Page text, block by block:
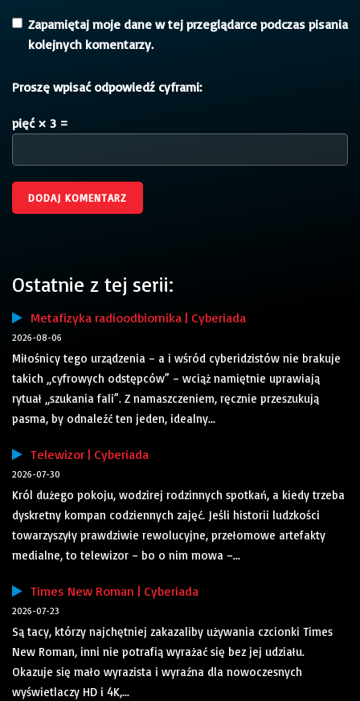
Zapamiętaj moje dane w tej przeglądarce podczas pisania
kolejnych komentarzy.
Proszę wpisać odpowiedź cyframi:
pięć × 3 =
Ostatnie z tej serii:
Metafizyka radioodbiornika | Cyberiada
2026-08-06
Miłośnicy tego urządzenia – a i wśród cyberidzistów nie brakuje
takich „cyfrowych odstępców” – wciąż namiętnie uprawiają
rytuał „szukania fali”. Z namaszczeniem, ręcznie przeszukują
pasma, by odnaleźć ten jeden, idealny...
Telewizor | Cyberiada
2026-07-30
Król dużego pokoju, wodzirej rodzinnych spotkań, a kiedy trzeba
dyskretny kompan codziennych zajęć. Jeśli historii ludzkości
towarzyszyły prawdziwie rewolucyjne, przełomowe artefakty
medialne, to telewizor – bo o nim mowa –...
Times New Roman | Cyberiada
2026-07-23
Są tacy, którzy najchętniej zakazaliby używania czcionki Times
New Roman, inni nie potrafią wyrażać się bez jej udziału.
Okazuje się mało wyrazista i wyraźna dla nowoczesnych
wyświetlaczy HD i 4K,...